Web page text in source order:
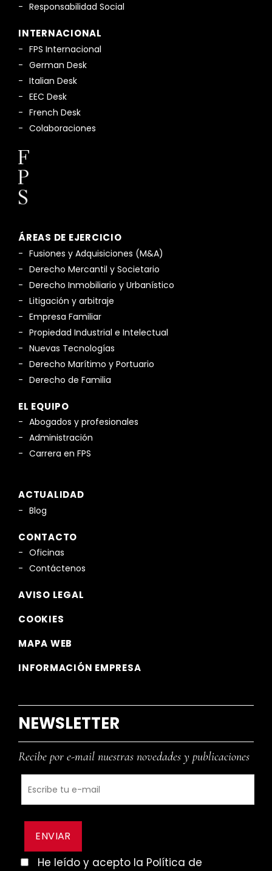
Responsabilidad Social
INTERNACIONAL
FPS Internacional
German Desk
Italian Desk
EEC Desk
French Desk
Colaboraciones
ÁREAS DE EJERCICIO
Fusiones y Adquisiciones (M&A)
Derecho Mercantil y Societario
Derecho Inmobiliario y Urbanístico
Litigación y arbitraje
Empresa Familiar
Propiedad Industrial e Intelectual
Nuevas Tecnologías
Derecho Marítimo y Portuario
Derecho de Familia
EL EQUIPO
Abogados y profesionales
Administración
Carrera en FPS
ACTUALIDAD
Blog
CONTACTO
Oficinas
Contáctenos
AVISO LEGAL
COOKIES
MAPA WEB
INFORMACIÓN EMPRESA
NEWSLETTER
Recibe por e-mail nuestras novedades y publicaciones
He leído y acepto la Política de